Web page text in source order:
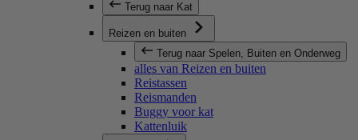
Terug naar Kat
Reizen en buiten
Terug naar Spelen, Buiten en Onderweg
alles van Reizen en buiten
Reistassen
Reismanden
Buggy voor kat
Kattenluik